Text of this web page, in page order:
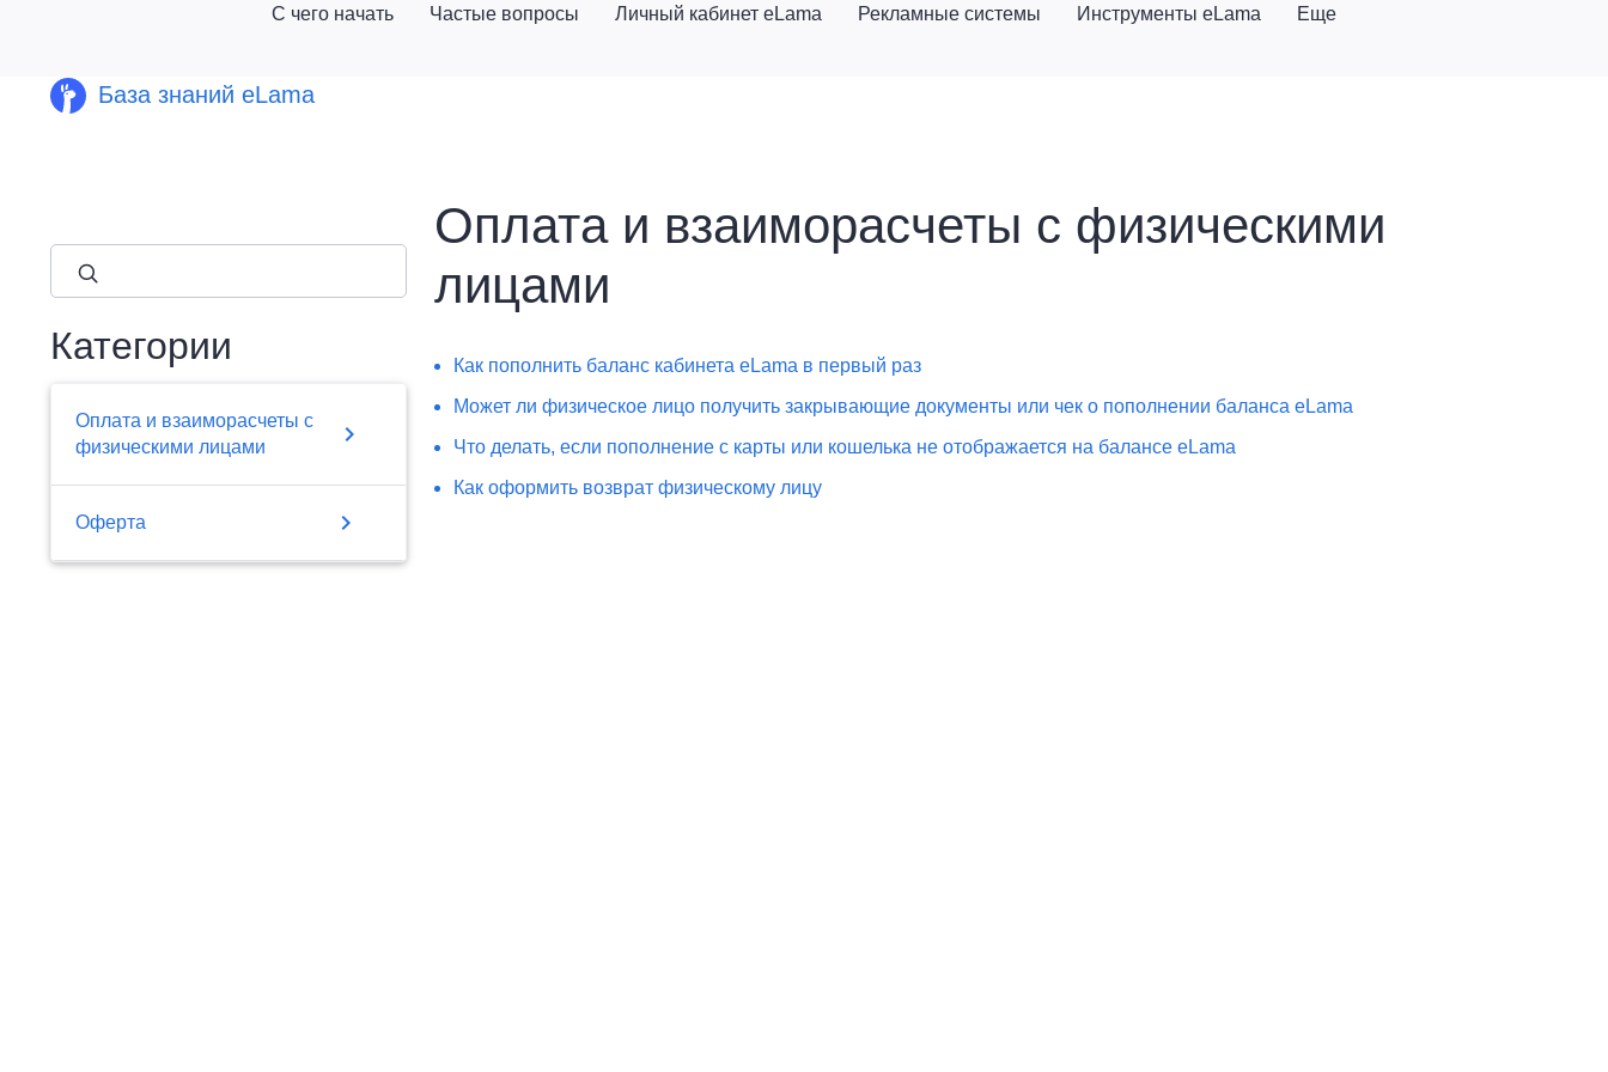
База знаний eLama
С чего начать Частые вопросы Личный кабинет eLama Рекламные системы Инструменты eLama Еще
Категории
Оплата и взаиморасчеты с
физическими лицами
chevron_right
Оферта chevron_right
Оплата и взаиморасчеты с физическими
лицами
Как пополнить баланс кабинета eLama в первый раз
Может ли физическое лицо получить закрывающие документы или чек о пополнении баланcа eLama
Что делать, если пополнение с карты или кошелька не отображается на балансе eLama
Как оформить возврат физическому лицу